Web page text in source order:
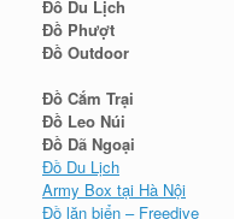
Đồ Du Lịch
Đồ Phượt
Đồ Outdoor
Đồ Cắm Trại
Đồ Leo Núi
Đồ Dã Ngoại
Đồ Du Lịch
Army Box tại Hà Nội
Đồ lặn biển – Freedive